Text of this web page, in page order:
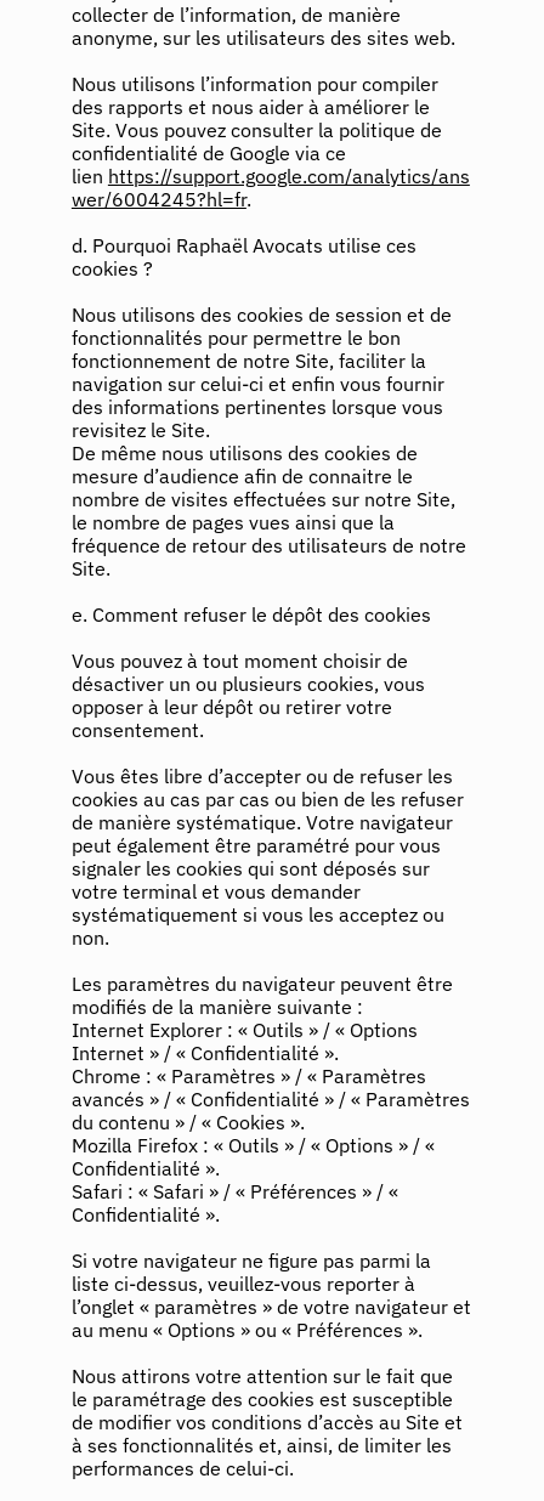
collecter de l’information, de manière
anonyme, sur les utilisateurs des sites web.
Nous utilisons l’information pour compiler
des rapports et nous aider à améliorer le
Site. Vous pouvez consulter la politique de
confidentialité de Google via ce
lien https://support.google.com/analytics/ans
wer/6004245?hl=fr.
d. Pourquoi Raphaël Avocats utilise ces
cookies ?
Nous utilisons des cookies de session et de
fonctionnalités pour permettre le bon
fonctionnement de notre Site, faciliter la
navigation sur celui-ci et enfin vous fournir
des informations pertinentes lorsque vous
revisitez le Site.
De même nous utilisons des cookies de
mesure d’audience afin de connaitre le
nombre de visites effectuées sur notre Site,
le nombre de pages vues ainsi que la
fréquence de retour des utilisateurs de notre
Site.
e. Comment refuser le dépôt des cookies
Vous pouvez à tout moment choisir de
désactiver un ou plusieurs cookies, vous
opposer à leur dépôt ou retirer votre
consentement.
Vous êtes libre d’accepter ou de refuser les
cookies au cas par cas ou bien de les refuser
de manière systématique. Votre navigateur
peut également être paramétré pour vous
signaler les cookies qui sont déposés sur
votre terminal et vous demander
systématiquement si vous les acceptez ou
non.
Les paramètres du navigateur peuvent être
modifiés de la manière suivante :
Internet Explorer : « Outils » / « Options
Internet » / « Confidentialité ».
Chrome : « Paramètres » / « Paramètres
avancés » / « Confidentialité » / « Paramètres
du contenu » / « Cookies ».
Mozilla Firefox : « Outils » / « Options » / «
Confidentialité ».
Safari : « Safari » / « Préférences » / «
Confidentialité ».
Si votre navigateur ne figure pas parmi la
liste ci-dessus, veuillez-vous reporter à
l’onglet « paramètres » de votre navigateur et
au menu « Options » ou « Préférences ».
Nous attirons votre attention sur le fait que
le paramétrage des cookies est susceptible
de modifier vos conditions d’accès au Site et
à ses fonctionnalités et, ainsi, de limiter les
performances de celui-ci.